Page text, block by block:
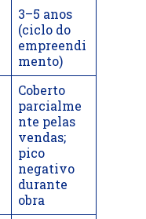
3–5 anos
(ciclo do
empreendi
mento)
Coberto
parcialme
nte pelas
vendas;
pico
negativo
durante
obra